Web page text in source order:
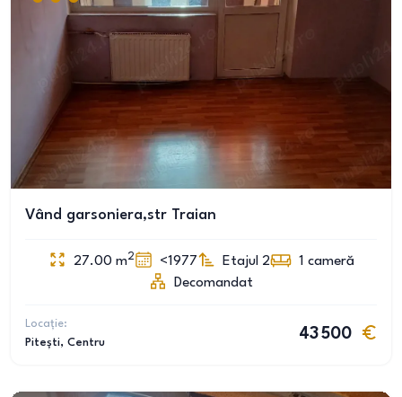
Vând garsoniera,str Traian
27.00 m2 <1977 Etajul 2 1 cameră
Decomandat
Locație:
Pitești, Centru
43 500